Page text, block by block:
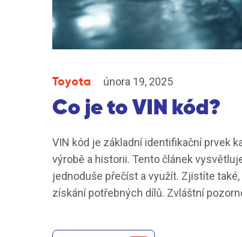
Toyota února 19, 2025
Co je to VIN kód?
VIN kód je základní identifikační prvek
výrobě a historii. Tento článek
jednoduše přečíst a využít. Zjistíte
získání potřebných dílů. Zvláštní